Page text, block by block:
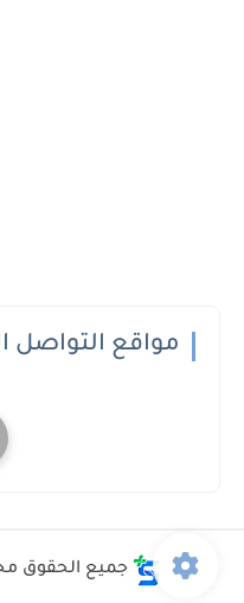
مواقع التواصل
جميع الحقوق